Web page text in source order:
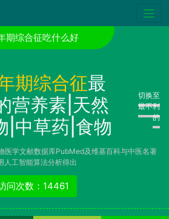
期综合征吃什么好
期综合征最
营养素|天然
|中草药|食物
切换至
最不利
的
医学文献数据库PubMed及维基百科与中医名著
人工智能算法分析得出
问次数：14461